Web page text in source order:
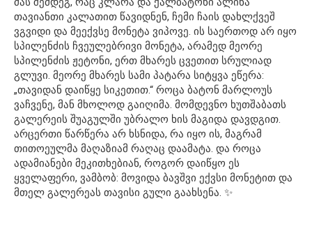
თავიანთი კალათით წავიდნენ, ჩემი ჩაის დახლქვეშ
ვგვიდი და მეექვსე მონეტა ვიპოვე. ის საერთოდ არ იყო
სპილენძის ჩვეულებრივი მონეტა, არამედ მეორე
სპილენძის ჟეტონი, ერთ მხარეს ცვეთით სრულიად
გლუვი. მეორე მხარეს სამი პატარა სიტყვა ეწერა:
„თავიდან დაიწყე სიკეთით.“ როცა ბატონ მარლოუს
ვაჩვენე, მან მხოლოდ გაიღიმა. მომდევნო ხუთშაბათს
გალერეის შუაგულში უბრალო ხის მაგიდა დავდგით.
არცერთი წარწერა არ ხსნიდა, რა იყო ის, მაგრამ
თითოეულმა მაღაზიამ რაღაც დაამატა. და როცა
ადამიანები მეკითხებიან, როგორ დაიწყო ეს
ყველაფერი, ვამბობ: მოვიდა ბავშვი ექვსი მონეტით და
მთელ გალერეას თავისი გული გაახსენა. ✨